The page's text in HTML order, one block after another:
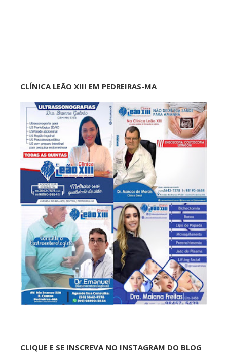
CLÍNICA LEÃO XIII EM PEDREIRAS-MA
CLIQUE E SE INSCREVA NO INSTAGRAM DO BLOG